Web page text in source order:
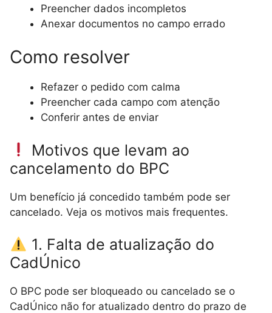
Preencher dados incompletos
Anexar documentos no campo errado
Como resolver
Refazer o pedido com calma
Preencher cada campo com atenção
Conferir antes de enviar
Motivos que levam ao
cancelamento do BPC
Um benefício já concedido também pode ser
cancelado. Veja os motivos mais frequentes.
1. Falta de atualização do
CadÚnico
O BPC pode ser bloqueado ou cancelado se o
CadÚnico não for atualizado dentro do prazo de